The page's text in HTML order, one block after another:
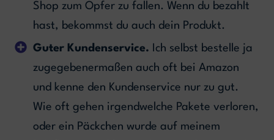
Shop zum Opfer zu fallen. Wenn du bezahlt
hast, bekommst du auch dein Produkt.
Guter Kundenservice.
Ich selbst bestelle ja
zugegebenermaßen auch oft bei Amazon
und kenne den Kundenservice nur zu gut.
Wie oft gehen irgendwelche Pakete verloren,
oder ein Päckchen wurde auf meinem